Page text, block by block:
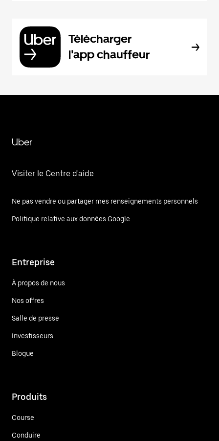
Télécharger
l'app chauffeur
Uber
Visiter le Centre d'aide
Ne pas vendre ou partager mes renseignements personnels
Politique relative aux données Google
Entreprise
À propos de nous
Nos offres
Salle de presse
Investisseurs
Blogue
Produits
Course
Conduire